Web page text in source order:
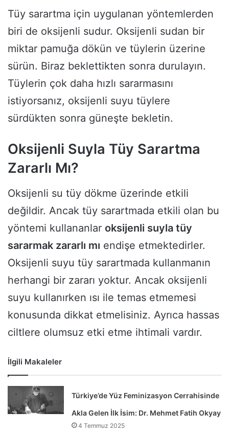
Tüy sarartma için uygulanan yöntemlerden
biri de oksijenli sudur. Oksijenli sudan bir
miktar pamuğa dökün ve tüylerin üzerine
sürün. Biraz beklettikten sonra durulayın.
Tüylerin çok daha hızlı sararmasını
istiyorsanız, oksijenli suyu tüylere
sürdükten sonra güneşte bekletin.
Oksijenli Suyla Tüy Sarartma
Zararlı Mı?
Oksijenli su tüy dökme üzerinde etkili
değildir. Ancak tüy sarartmada etkili olan bu
yöntemi kullananlar oksijenli suyla tüy
sararmak zararlı mı endişe etmektedirler.
Oksijenli suyu tüy sarartmada kullanmanın
herhangi bir zararı yoktur. Ancak oksijenli
suyu kullanırken ısı ile temas etmemesi
konusunda dikkat etmelisiniz. Ayrıca hassas
ciltlere olumsuz etki etme ihtimali vardır.
İlgili Makaleler
Türkiye’de Yüz Feminizasyon Cerrahisinde
Akla Gelen İlk İsim: Dr. Mehmet Fatih Okyay
4 Temmuz 2025